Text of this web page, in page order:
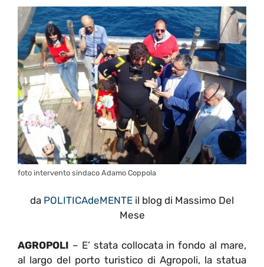
foto intervento sindaco Adamo Coppola
da POLITICAdeMENTE il blog di Massimo Del
Mese
AGROPOLI – E’ stata collocata in fondo al mare,
al largo del porto turistico di Agropoli, la statua